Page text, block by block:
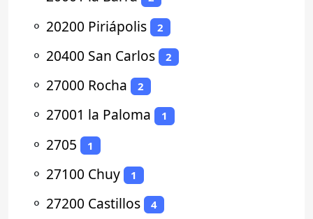
⚬ 20200 Piriápolis 2
⚬ 20400 San Carlos 2
⚬ 27000 Rocha 2
⚬ 27001 la Paloma 1
⚬ 2705 1
⚬ 27100 Chuy 1
⚬ 27200 Castillos 4